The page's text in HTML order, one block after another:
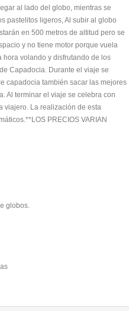
al lado del globo, mientras se
pastelitos ligeros, Al subir al globo
en 500 metros de altitud pero se
y no tiene motor porque vuela
hora volando y disfrutando de los
Capadocia. Durante el viaje se
capadocia también sacar las mejores
Al terminar el viaje se celebra con
viajero. La realización de esta
PRECIOS VARIAN
globos.